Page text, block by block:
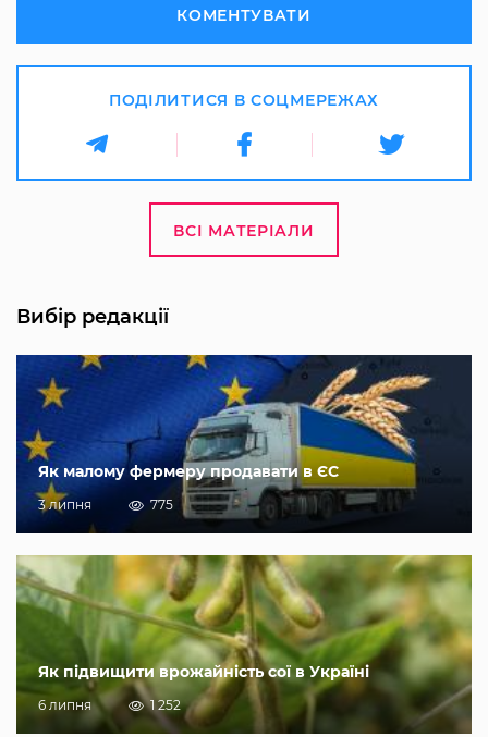
КОМЕНТУВАТИ
ПОДІЛИТИСЯ В СОЦМЕРЕЖАХ
ВСІ МАТЕРІАЛИ
Вибір редакції
Як малому фермеру продавати в ЄС
3 липня 775
Як підвищити врожайність сої в Україні
6 липня 1 252